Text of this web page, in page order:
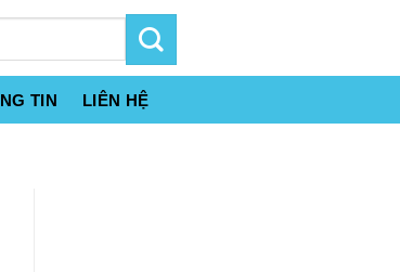
TIN LIÊN HỆ